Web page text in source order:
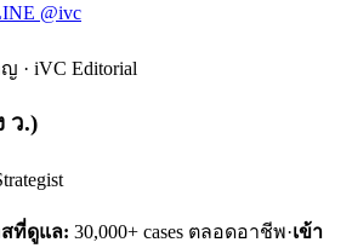
@ivc
· iVC Editorial
ว.)
สที่ดูแล: 30,000+ cases ตลอดอาชีพ·เข้า